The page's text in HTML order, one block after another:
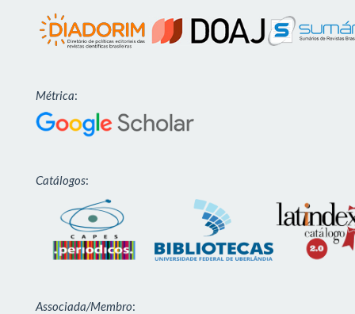
Métrica:
Catálogos:
Associada/Membro: